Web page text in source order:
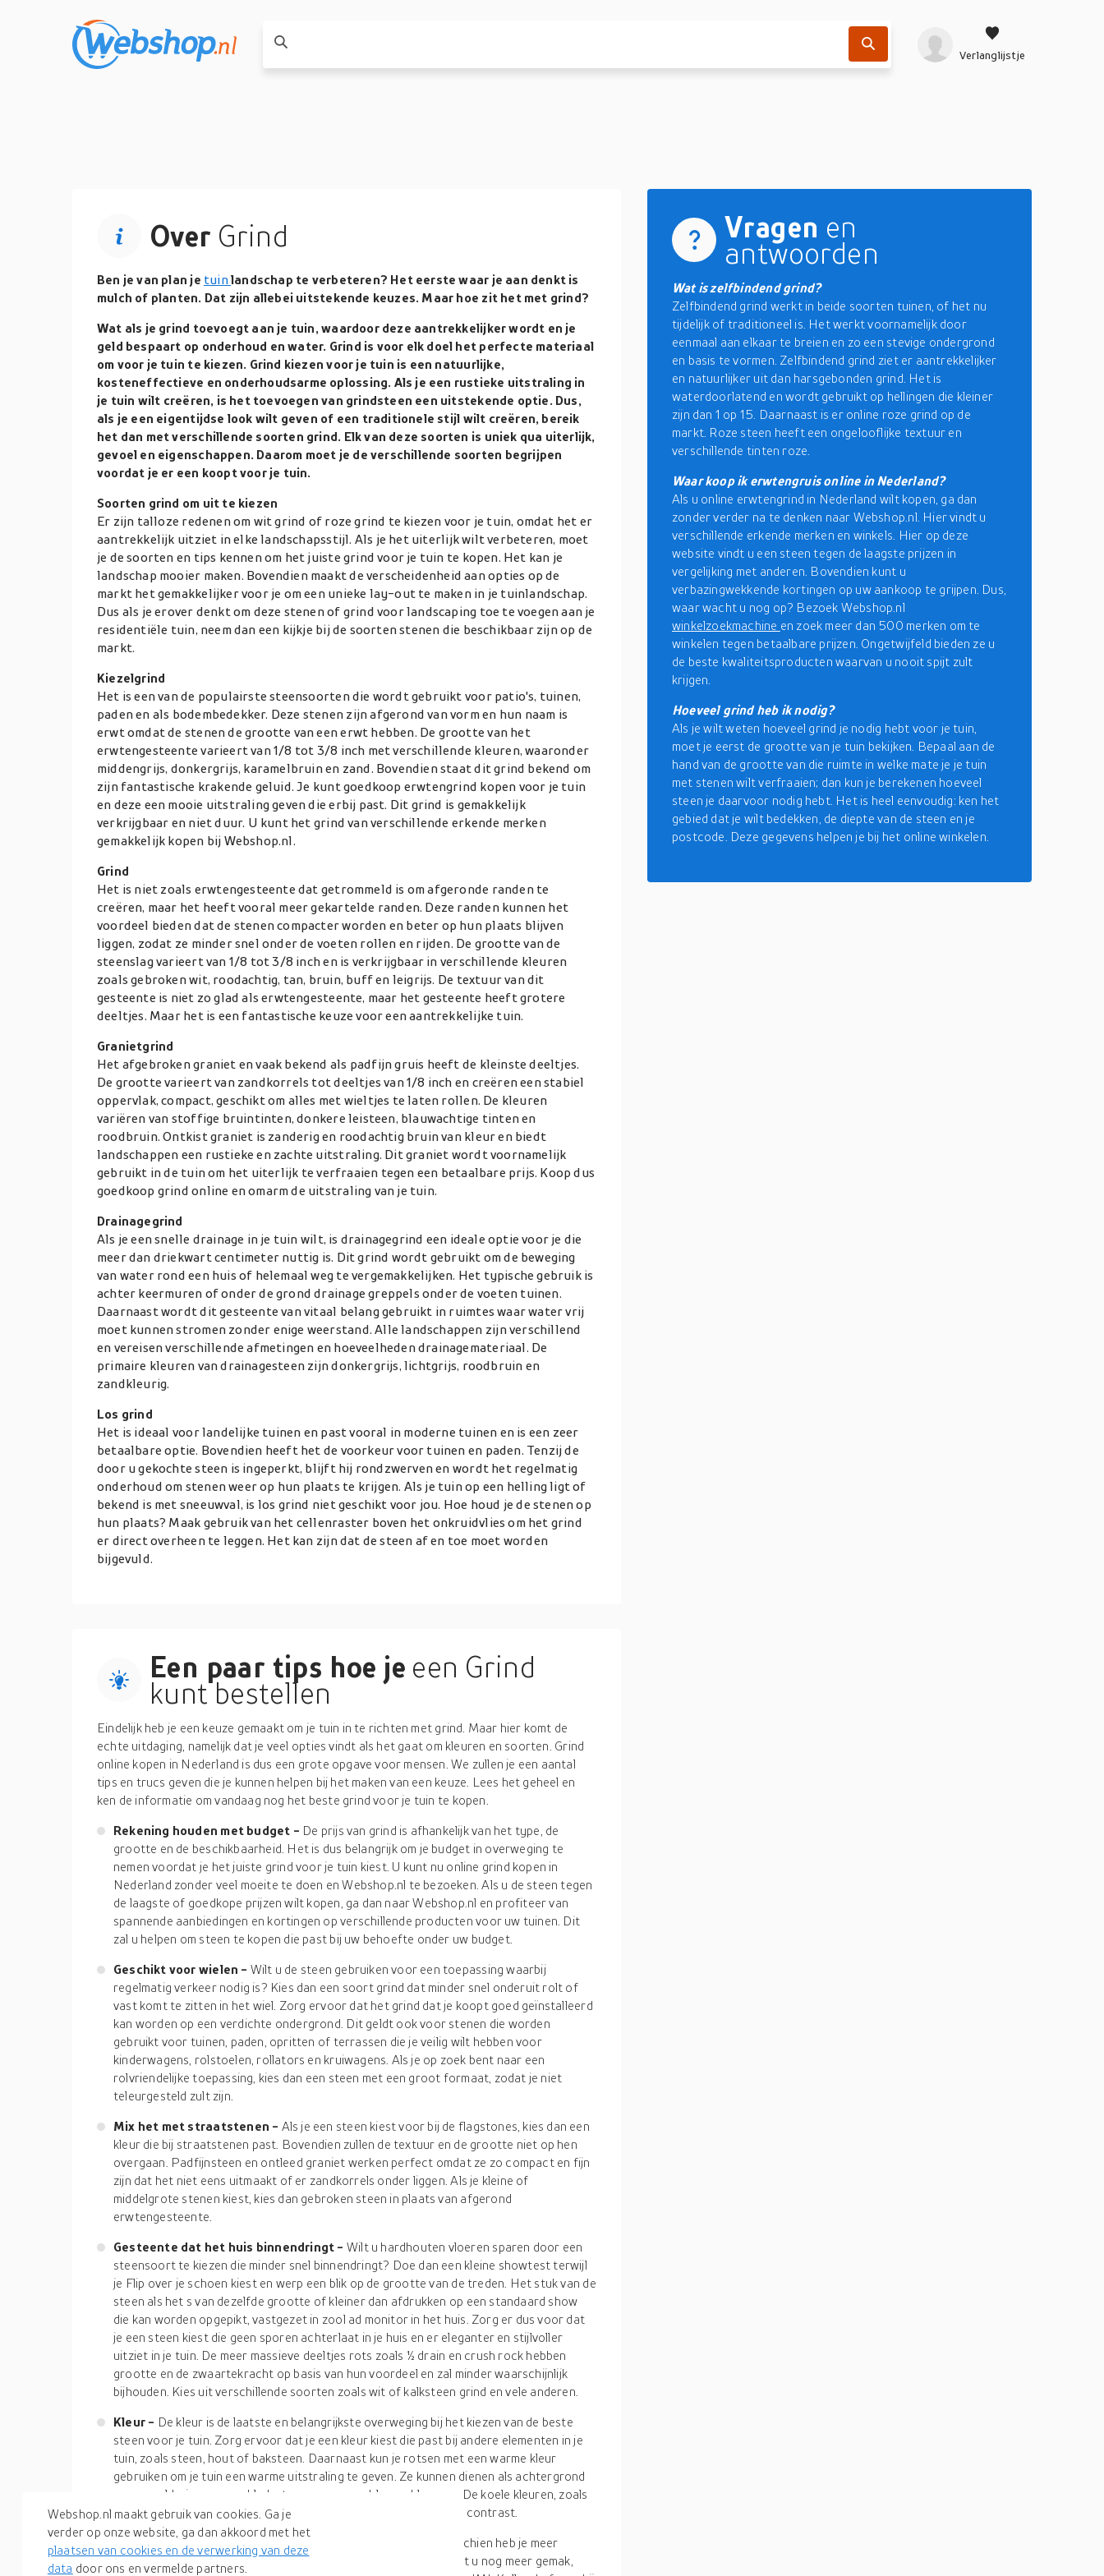
Verlanglijstje
Over Grind
Ben je van plan je tuinlandschap te verbeteren? Het eerste waar je aan denkt is
mulch of planten. Dat zijn allebei uitstekende keuzes. Maar hoe zit het met grind?
Wat als je grind toevoegt aan je tuin, waardoor deze aantrekkelijker wordt en je
geld bespaart op onderhoud en water. Grind is voor elk doel het perfecte materiaal
om voor je tuin te kiezen. Grind kiezen voor je tuin is een natuurlijke,
kosteneffectieve en onderhoudsarme oplossing. Als je een rustieke uitstraling in
je tuin wilt creëren, is het toevoegen van grindsteen een uitstekende optie. Dus,
als je een eigentijdse look wilt geven of een traditionele stijl wilt creëren, bereik
het dan met verschillende soorten grind. Elk van deze soorten is uniek qua uiterlijk,
gevoel en eigenschappen. Daarom moet je de verschillende soorten begrijpen
voordat je er een koopt voor je tuin.
Soorten grind om uit te kiezen
Er zijn talloze redenen om wit grind of roze grind te kiezen voor je tuin, omdat het er
aantrekkelijk uitziet in elke landschapsstijl. Als je het uiterlijk wilt verbeteren, moet
je de soorten en tips kennen om het juiste grind voor je tuin te kopen. Het kan je
landschap mooier maken. Bovendien maakt de verscheidenheid aan opties op de
markt het gemakkelijker voor je om een unieke lay-out te maken in je tuinlandschap.
Dus als je erover denkt om deze stenen of grind voor landscaping toe te voegen aan je
residentiële tuin, neem dan een kijkje bij de soorten stenen die beschikbaar zijn op de
markt.
Kiezelgrind
Het is een van de populairste steensoorten die wordt gebruikt voor patio's, tuinen,
paden en als bodembedekker. Deze stenen zijn afgerond van vorm en hun naam is
erwt omdat de stenen de grootte van een erwt hebben. De grootte van het
erwtengesteente varieert van 1/8 tot 3/8 inch met verschillende kleuren, waaronder
middengrijs, donkergrijs, karamelbruin en zand. Bovendien staat dit grind bekend om
zijn fantastische krakende geluid. Je kunt goedkoop erwtengrind kopen voor je tuin
en deze een mooie uitstraling geven die erbij past. Dit grind is gemakkelijk
verkrijgbaar en niet duur. U kunt het grind van verschillende erkende merken
gemakkelijk kopen bij Webshop.nl.
Grind
Het is niet zoals erwtengesteente dat getrommeld is om afgeronde randen te
creëren, maar het heeft vooral meer gekartelde randen. Deze randen kunnen het
voordeel bieden dat de stenen compacter worden en beter op hun plaats blijven
liggen, zodat ze minder snel onder de voeten rollen en rijden. De grootte van de
steenslag varieert van 1/8 tot 3/8 inch en is verkrijgbaar in verschillende kleuren
zoals gebroken wit, roodachtig, tan, bruin, buff en leigrijs. De textuur van dit
gesteente is niet zo glad als erwtengesteente, maar het gesteente heeft grotere
deeltjes. Maar het is een fantastische keuze voor een aantrekkelijke tuin.
Granietgrind
Het afgebroken graniet en vaak bekend als padfijn gruis heeft de kleinste deeltjes.
De grootte varieert van zandkorrels tot deeltjes van 1/8 inch en creëren een stabiel
oppervlak, compact, geschikt om alles met wieltjes te laten rollen. De kleuren
variëren van stoffige bruintinten, donkere leisteen, blauwachtige tinten en
roodbruin. Ontkist graniet is zanderig en roodachtig bruin van kleur en biedt
landschappen een rustieke en zachte uitstraling. Dit graniet wordt voornamelijk
gebruikt in de tuin om het uiterlijk te verfraaien tegen een betaalbare prijs. Koop dus
goedkoop grind online en omarm de uitstraling van je tuin.
Drainagegrind
Als je een snelle drainage in je tuin wilt, is drainagegrind een ideale optie voor je die
meer dan driekwart centimeter nuttig is. Dit grind wordt gebruikt om de beweging
van water rond een huis of helemaal weg te vergemakkelijken. Het typische gebruik is
achter keermuren of onder de grond drainage greppels onder de voeten tuinen.
Daarnaast wordt dit gesteente van vitaal belang gebruikt in ruimtes waar water vrij
moet kunnen stromen zonder enige weerstand. Alle landschappen zijn verschillend
en vereisen verschillende afmetingen en hoeveelheden drainagemateriaal. De
primaire kleuren van drainagesteen zijn donkergrijs, lichtgrijs, roodbruin en
zandkleurig.
Los grind
Het is ideaal voor landelijke tuinen en past vooral in moderne tuinen en is een zeer
betaalbare optie. Bovendien heeft het de voorkeur voor tuinen en paden. Tenzij de
door u gekochte steen is ingeperkt, blijft hij rondzwerven en wordt het regelmatig
onderhoud om stenen weer op hun plaats te krijgen. Als je tuin op een helling ligt of
bekend is met sneeuwval, is los grind niet geschikt voor jou. Hoe houd je de stenen op
hun plaats? Maak gebruik van het cellenraster boven het onkruidvlies om het grind
er direct overheen te leggen. Het kan zijn dat de steen af en toe moet worden
bijgevuld.
Een paar tips hoe je een Grind
kunt bestellen
Eindelijk heb je een keuze gemaakt om je tuin in te richten met grind. Maar hier komt de
echte uitdaging, namelijk dat je veel opties vindt als het gaat om kleuren en soorten. Grind
online kopen in Nederland is dus een grote opgave voor mensen. We zullen je een aantal
tips en trucs geven die je kunnen helpen bij het maken van een keuze. Lees het geheel en
ken de informatie om vandaag nog het beste grind voor je tuin te kopen.
Rekening houden met budget - De prijs van grind is afhankelijk van het type, de
grootte en de beschikbaarheid. Het is dus belangrijk om je budget in overweging te
nemen voordat je het juiste grind voor je tuin kiest. U kunt nu online grind kopen in
Nederland zonder veel moeite te doen en Webshop.nl te bezoeken. Als u de steen tegen
de laagste of goedkope prijzen wilt kopen, ga dan naar Webshop.nl en profiteer van
spannende aanbiedingen en kortingen op verschillende producten voor uw tuinen. Dit
zal u helpen om steen te kopen die past bij uw behoefte onder uw budget.
Geschikt voor wielen - Wilt u de steen gebruiken voor een toepassing waarbij
regelmatig verkeer nodig is? Kies dan een soort grind dat minder snel onderuit rolt of
vast komt te zitten in het wiel. Zorg ervoor dat het grind dat je koopt goed geïnstalleerd
kan worden op een verdichte ondergrond. Dit geldt ook voor stenen die worden
gebruikt voor tuinen, paden, opritten of terrassen die je veilig wilt hebben voor
kinderwagens, rolstoelen, rollators en kruiwagens. Als je op zoek bent naar een
rolvriendelijke toepassing, kies dan een steen met een groot formaat, zodat je niet
teleurgesteld zult zijn.
Mix het met straatstenen - Als je een steen kiest voor bij de flagstones, kies dan een
kleur die bij straatstenen past. Bovendien zullen de textuur en de grootte niet op hen
overgaan. Padfijnsteen en ontleed graniet werken perfect omdat ze zo compact en fijn
zijn dat het niet eens uitmaakt of er zandkorrels onder liggen. Als je kleine of
middelgrote stenen kiest, kies dan gebroken steen in plaats van afgerond
erwtengesteente.
Gesteente dat het huis binnendringt - Wilt u hardhouten vloeren sparen door een
steensoort te kiezen die minder snel binnendringt? Doe dan een kleine showtest terwijl
je Flip over je schoen kiest en werp een blik op de grootte van de treden. Het stuk van de
steen als het s van dezelfde grootte of kleiner dan afdrukken op een standaard show
die kan worden opgepikt, vastgezet in zool ad monitor in het huis. Zorg er dus voor dat
je een steen kiest die geen sporen achterlaat in je huis en er eleganter en stijlvoller
uitziet in je tuin. De meer massieve deeltjes rots zoals ½ drain en crush rock hebben
grootte en de zwaartekracht op basis van hun voordeel en zal minder waarschijnlijk
bijhouden. Kies uit verschillende soorten zoals wit of kalksteen grind en vele anderen.
Kleur - De kleur is de laatste en belangrijkste overweging bij het kiezen van de beste
steen voor je tuin. Zorg ervoor dat je een kleur kiest die past bij andere elementen in je
tuin, zoals steen, hout of baksteen. Daarnaast kun je rotsen met een warme kleur
gebruiken om je tuin een warme uitstraling te geven. Ze kunnen dienen als achtergrond
voor weelderig groen gebladerte en paarse en blauwe bloemen. De koele kleuren, zoals
die van gemalen leisteen, laten bleke bloesems opvallen door het contrast.
Zo, nu ken je de tips en trucs om goedkoop tuingrind te kopen. Misschien heb je meer
duidelijke ideeën om de beste te kiezen zonder moeite of gedoe. Wilt u nog meer gemak,
Vragen en
antwoorden
Wat is zelfbindend grind?
Zelfbindend grind werkt in beide soorten tuinen, of het nu
tijdelijk of traditioneel is. Het werkt voornamelijk door
eenmaal aan elkaar te breien en zo een stevige ondergrond
en basis te vormen. Zelfbindend grind ziet er aantrekkelijker
en natuurlijker uit dan harsgebonden grind. Het is
waterdoorlatend en wordt gebruikt op hellingen die kleiner
zijn dan 1 op 15. Daarnaast is er online roze grind op de
markt. Roze steen heeft een ongelooflijke textuur en
verschillende tinten roze.
Waar koop ik erwtengruis online in Nederland?
Als u online erwtengrind in Nederland wilt kopen, ga dan
zonder verder na te denken naar Webshop.nl. Hier vindt u
verschillende erkende merken en winkels. Hier op deze
website vindt u een steen tegen de laagste prijzen in
vergelijking met anderen. Bovendien kunt u
verbazingwekkende kortingen op uw aankoop te grijpen. Dus,
waar wacht u nog op? Bezoek Webshop.nl
winkelzoekmachine en zoek meer dan 500 merken om te
winkelen tegen betaalbare prijzen. Ongetwijfeld bieden ze u
de beste kwaliteitsproducten waarvan u nooit spijt zult
krijgen.
Hoeveel grind heb ik nodig?
Als je wilt weten hoeveel grind je nodig hebt voor je tuin,
moet je eerst de grootte van je tuin bekijken. Bepaal aan de
hand van de grootte van die ruimte in welke mate je je tuin
met stenen wilt verfraaien; dan kun je berekenen hoeveel
steen je daarvoor nodig hebt. Het is heel eenvoudig: ken het
gebied dat je wilt bedekken, de diepte van de steen en je
postcode. Deze gegevens helpen je bij het online winkelen.
Webshop.nl maakt gebruik van cookies. Ga je
verder op onze website, ga dan akkoord met het
plaatsen van cookies en de verwerking van deze
data door ons en vermelde partners.